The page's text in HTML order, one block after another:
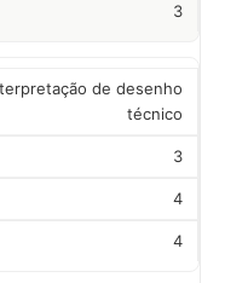
3
de desenho
técnico
3
4
4